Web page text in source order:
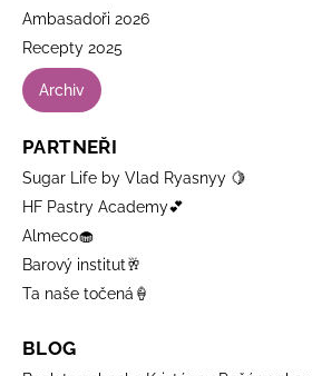
Ambasadoři 2026
Recepty 2025
Archiv
PARTNEŘI
Sugar Life by Vlad Ryasnyy 🍋
HF Pastry Academy💕
Almeco🧁
Barový institut🥂
Ta naše točená🍦
BLOG